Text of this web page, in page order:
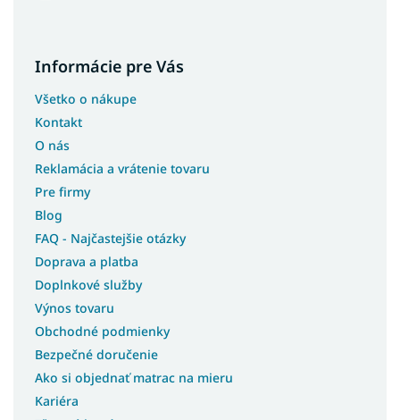
Informácie pre Vás
Všetko o nákupe
Kontakt
O nás
Reklamácia a vrátenie tovaru
Pre firmy
Blog
FAQ - Najčastejšie otázky
Doprava a platba
Doplnkové služby
Výnos tovaru
Obchodné podmienky
Bezpečné doručenie
Ako si objednať matrac na mieru
Kariéra